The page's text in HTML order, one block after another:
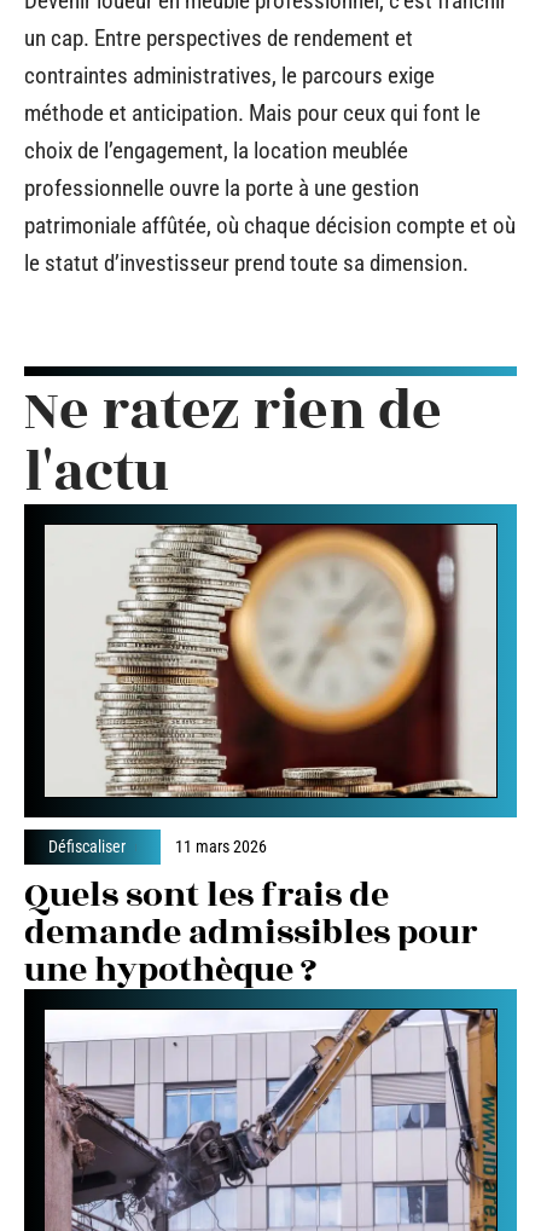
un cap. Entre perspectives de rendement et
contraintes administratives, le parcours exige
méthode et anticipation. Mais pour ceux qui font le
choix de l’engagement, la location meublée
professionnelle ouvre la porte à une gestion
patrimoniale affûtée, où chaque décision compte et où
le statut d’investisseur prend toute sa dimension.
Ne ratez rien de
l'actu
Défiscaliser 11 mars 2026
Quels sont les frais de
demande admissibles pour
une hypothèque ?